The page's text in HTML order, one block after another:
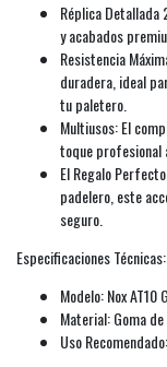
Réplica Detallada
y acabados
Resistencia
duradera, ideal
tu paletero.
Multiusos: El
toque profesional
El Regalo
padelero, este
seguro.
Especificaciones Técnicas:
Modelo: Nox AT10
Material: Goma
Uso